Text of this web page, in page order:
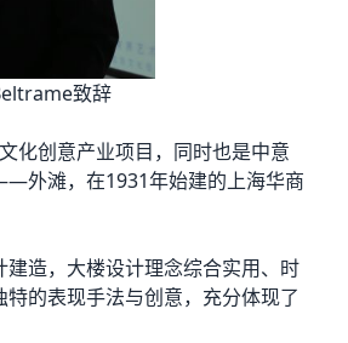
致辞
化创意产业项目，同时也是中意
外滩，在1931年始建的上海华商
造，大楼设计理念综合实用、时
的表现手法与创意，充分体现了